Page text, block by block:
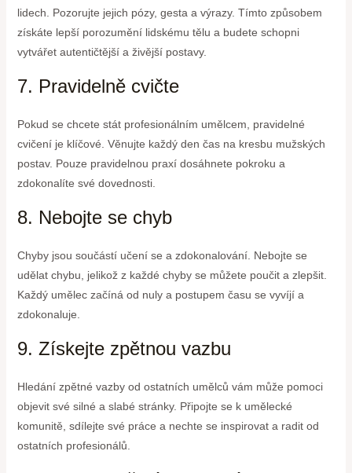
lidech. Pozorujte jejich pózy, gesta a výrazy. Tímto způsobem
získáte lepší porozumění lidskému tělu a budete schopni
vytvářet autentičtější a živější postavy.
7. Pravidelně cvičte
Pokud se chcete stát profesionálním umělcem, pravidelné
cvičení je klíčové. Věnujte každý den čas na kresbu mužských
postav. Pouze pravidelnou praxí dosáhnete pokroku a
zdokonalíte své dovednosti.
8. Nebojte se chyb
Chyby jsou součástí učení se a zdokonalování. Nebojte se
udělat chybu, jelikož z každé chyby se můžete poučit a zlepšit.
Každý umělec začíná od nuly a postupem času se vyvíjí a
zdokonaluje.
9. Získejte zpětnou vazbu
Hledání zpětné vazby od ostatních umělců vám může pomoci
objevit své silné a slabé stránky. Připojte se k umělecké
komunitě, sdílejte své práce a nechte se inspirovat a radit od
ostatních profesionálů.